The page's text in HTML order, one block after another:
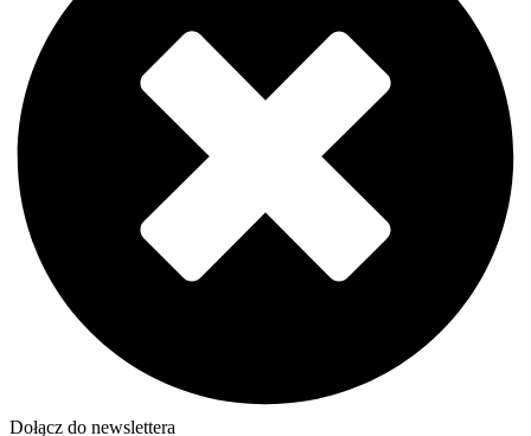
Dołącz do newslettera